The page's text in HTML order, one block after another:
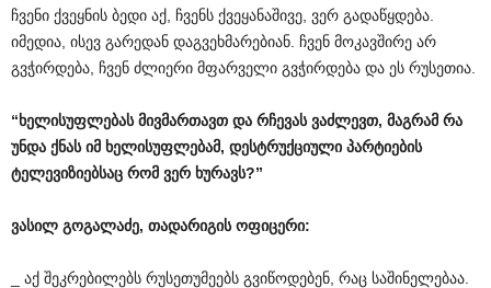
ჩვენი ქვეყნის ბედი აქ, ჩვენს ქვეყანაშივე, ვერ გადაწყდება.
იმედია, ისევ გარედან დაგვეხმარებიან. ჩვენ მოკავშირე არ
გვჭირდება, ჩვენ ძლიერი მფარველი გვჭირდება და ეს რუსეთია.
“ხელისუფლებას მივმართავთ და რჩევას ვაძლევთ, მაგრამ რა
უნდა ქნას იმ ხელისუფლებამ, დესტრუქციული პარტიების
ტელევიზიებსაც რომ ვერ ხურავს?”
ვასილ გოგალაძე, თადარიგის ოფიცერი:
_ აქ შეკრებილებს რუსეთუმეებს გვიწოდებენ, რაც საშინელებაა.